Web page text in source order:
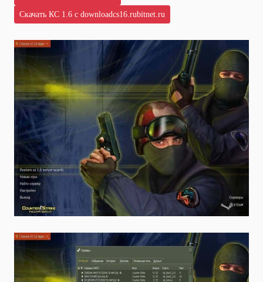
Скачать КС 1.6 с downloadcs16.rubitnet.ru